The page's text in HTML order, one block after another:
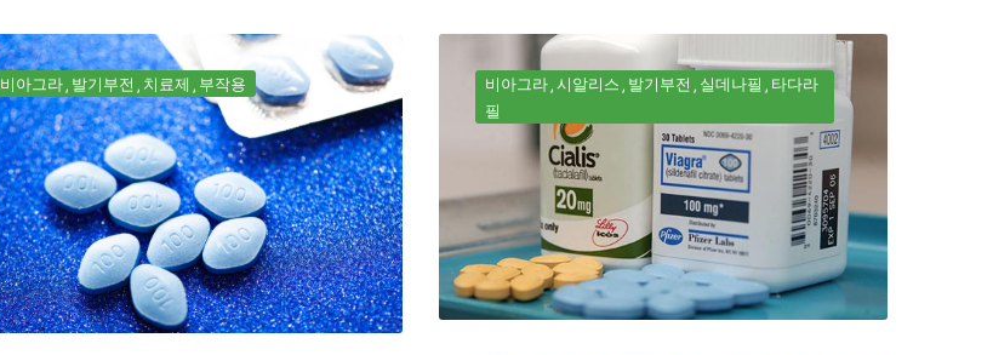
비아그라 발기부전 치료제 부작용 비아그라 시알리스 발기부전 실데나필
타다라
필